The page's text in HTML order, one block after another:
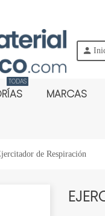
person
TODAS
MARCAS
de Respiración